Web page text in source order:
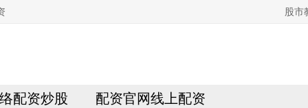
股市
配资炒股 配资官网线上配资